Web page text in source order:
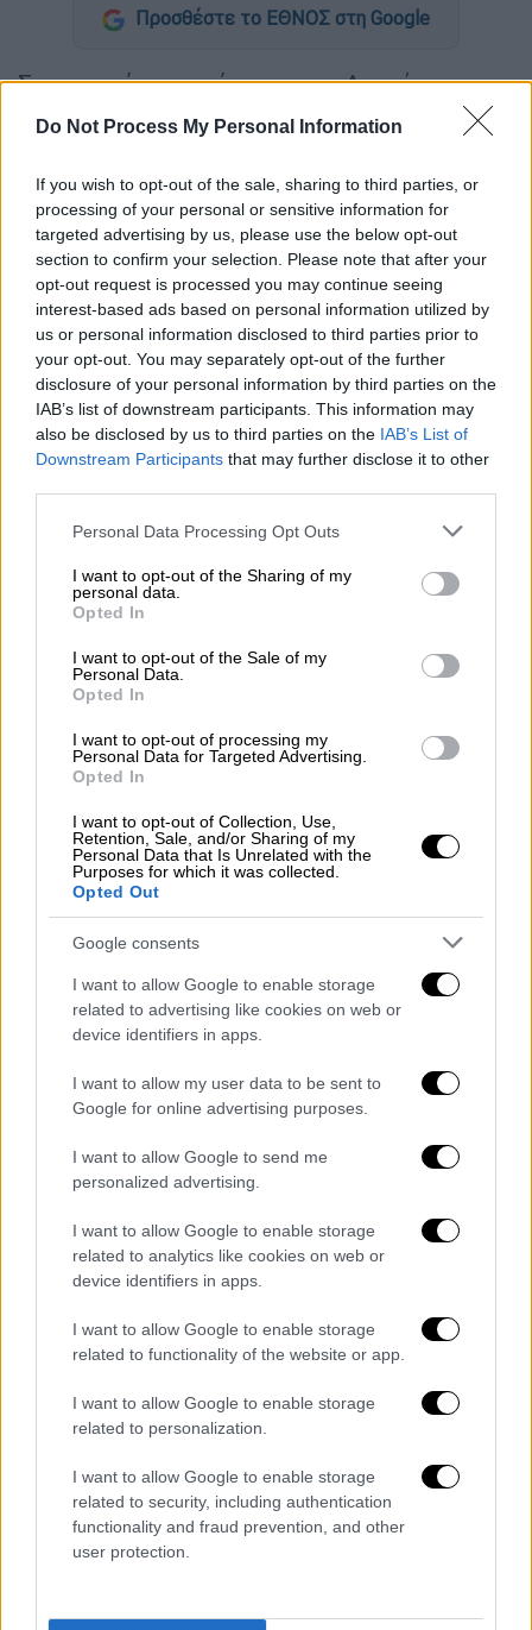
Do Not Process My Personal Information
If you wish to opt-out of the sale, sharing to third parties, or
processing of your personal or sensitive information for
targeted advertising by us, please use the below opt-out
section to confirm your selection. Please note that after your
opt-out request is processed you may continue seeing
interest-based ads based on personal information utilized by
us or personal information disclosed to third parties prior to
your opt-out. You may separately opt-out of the further
disclosure of your personal information by third parties on the
IAB’s list of downstream participants. This information may
also be disclosed by us to third parties on the IAB’s List of
Downstream Participants that may further disclose it to other
Please note that this website/app uses one or more Google
not limited to your visit or usage behaviour. You may click to
grant or deny consent to Google and its third-party tags to
use your data for below specified purposes in below Google
consent section.
Personal Data Processing Opt Outs
I want to opt-out of the Sharing of my
personal data.
Opted In
I want to opt-out of the Sale of my
Personal Data.
Opted In
I want to opt-out of processing my
Personal Data for Targeted Advertising.
Opted In
I want to opt-out of Collection, Use,
Retention, Sale, and/or Sharing of my
Personal Data that Is Unrelated with the
Purposes for which it was collected.
Opted Out
Google consents
I want to allow Google to enable storage
related to advertising like cookies on web or
device identifiers in apps.
I want to allow my user data to be sent to
Google for online advertising purposes.
I want to allow Google to send me
personalized advertising.
I want to allow Google to enable storage
related to analytics like cookies on web or
device identifiers in apps.
I want to allow Google to enable storage
related to functionality of the website or app.
I want to allow Google to enable storage
related to personalization.
I want to allow Google to enable storage
related to security, including authentication
functionality and fraud prevention, and other
user protection.
Προσθέστε το ΕΘΝΟΣ στη Google
Συναγερμός το απόγευμα της Δευτέρας
(30/3) στην πυροσβεστική για μεγάλη
φωτιά
επί της οδού Κάλβου
Γκύζη ,ύστερα από έκρηξη φιάλης αερίου,η
οποία μάλιστα εκτοξεύτηκε στα 50 μέτρα
και καρφώθηκε σε άλλη πολυκατοικία, επί
της Ραγκαβή.
ΔΙΑΒΑΣΤΕ ΕΠΙΣΗΣ
Ελλάδα|30.03.2026 18:54
Έρχονται εξελίξεις στη δίκη των
Τεμπών μετά την πρώτη αποζημίωση
σε συγγενείς - «Το ελληνικό δημόσιο
Ελλάδα|30.03.2026 19:20
Φρίκη στον Εύοσμο: Νεκρή 59χρονη,
ενδείξεις για εγκληματική ενέργεια -
Εντοπίστηκε ημίγυμνη
Στο σημείο επιχειρούν
οχήματα. Ηπυρκαγιάξέσπασε σε διαμέρισμα,
χωρίς να είναι γνωστό ακόμη αν υπάρχουν
εγκλωβισμένα άτομα μέσα.
Τα σχολιά σας δημοσιεύονται άμεσα με δική σας ευθύνη. Το
διαγράφονται